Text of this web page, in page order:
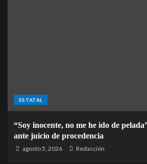
ESTATAL
“Soy inocente, no me he ido de
ante juicio de procedencia
agosto 5, 2026 Redacción